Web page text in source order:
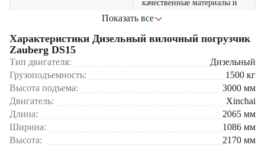
качественные материалы и
обеспечивают долговечность
техники
Экономичность
дизельный двигатель
снижает расход топлива при
высокой
Комфорт
эргономичная кабина и
повышают эффективность
Показать все
Характеристики Дизельный вилочный погрузчик
Zauberg DS15
Тип двигателя:
Дизельный
Грузоподъемность:
1500 кг
Высота подъема:
3000 мм
Двигатель:
Xinchai
Длина:
2065 мм
Ширина:
1086 мм
Высота:
2170 мм